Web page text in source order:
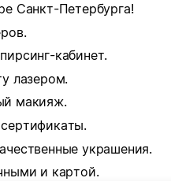
Санкт-Петербурга!
кабинет.
лазером.
макияж.
украшения.
и картой.